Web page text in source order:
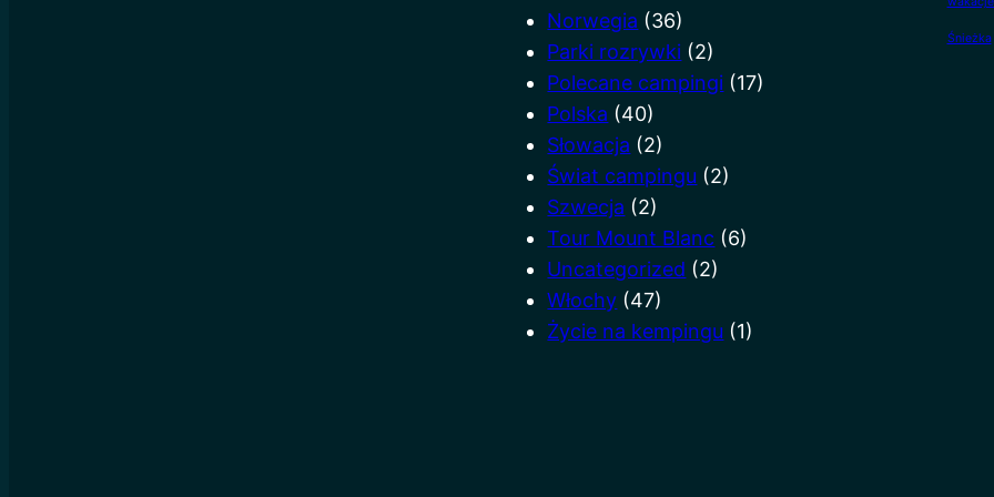
Norwegia (36)
Parki rozrywki (2)
Polecane campingi (17)
Polska (40)
Słowacja (2)
Świat campingu (2)
Szwecja (2)
Tour Mount Blanc (6)
Uncategorized (2)
Włochy (47)
Życie na kempingu (1)
Śnieżka